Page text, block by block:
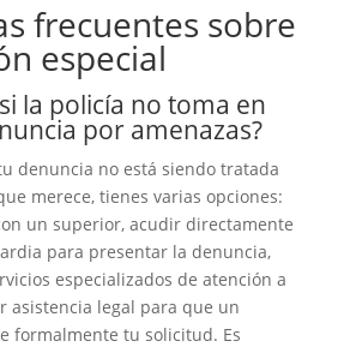
frecuentes sobre
especial
la policía no toma en
por amenazas?
denuncia no está siendo tratada
merece, tienes varias opciones:
un superior, acudir directamente
para presentar la denuncia,
especializados de atención a
asistencia legal para que un
formalmente tu solicitud. Es